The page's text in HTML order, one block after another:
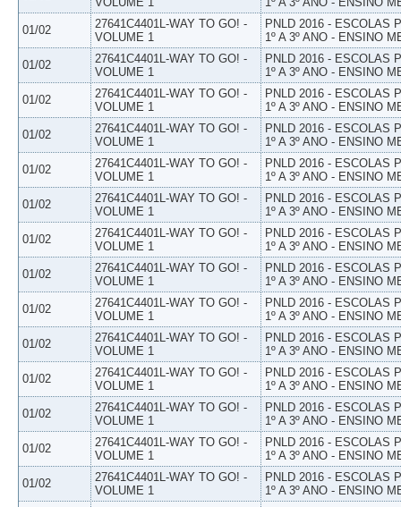
01/02
27641C4401L-WAY TO GO! -
VOLUME 1
PNLD 2016 - ESCOLAS
1º A 3º ANO - ENSINO
01/02
27641C4401L-WAY TO GO! -
VOLUME 1
PNLD 2016 - ESCOLAS
1º A 3º ANO - ENSINO
01/02
27641C4401L-WAY TO GO! -
VOLUME 1
PNLD 2016 - ESCOLAS
1º A 3º ANO - ENSINO
01/02
27641C4401L-WAY TO GO! -
VOLUME 1
PNLD 2016 - ESCOLAS
1º A 3º ANO - ENSINO
01/02
27641C4401L-WAY TO GO! -
VOLUME 1
PNLD 2016 - ESCOLAS
1º A 3º ANO - ENSINO
01/02
27641C4401L-WAY TO GO! -
VOLUME 1
PNLD 2016 - ESCOLAS
1º A 3º ANO - ENSINO
01/02
27641C4401L-WAY TO GO! -
VOLUME 1
PNLD 2016 - ESCOLAS
1º A 3º ANO - ENSINO
01/02
27641C4401L-WAY TO GO! -
VOLUME 1
PNLD 2016 - ESCOLAS
1º A 3º ANO - ENSINO
01/02
27641C4401L-WAY TO GO! -
VOLUME 1
PNLD 2016 - ESCOLAS
1º A 3º ANO - ENSINO
01/02
27641C4401L-WAY TO GO! -
VOLUME 1
PNLD 2016 - ESCOLAS
1º A 3º ANO - ENSINO
01/02
27641C4401L-WAY TO GO! -
VOLUME 1
PNLD 2016 - ESCOLAS
1º A 3º ANO - ENSINO
01/02
27641C4401L-WAY TO GO! -
VOLUME 1
PNLD 2016 - ESCOLAS
1º A 3º ANO - ENSINO
01/02
27641C4401L-WAY TO GO! -
VOLUME 1
PNLD 2016 - ESCOLAS
1º A 3º ANO - ENSINO
01/02
27641C4401L-WAY TO GO! -
VOLUME 1
PNLD 2016 - ESCOLAS
1º A 3º ANO - ENSINO